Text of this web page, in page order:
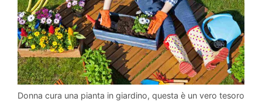
Donna cura una pianta in giardino, questa è un vero tesoro